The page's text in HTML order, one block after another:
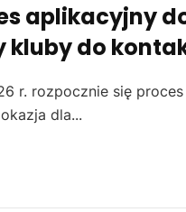
aplikacyjny
kluby do
r. rozpocznie się
dla...